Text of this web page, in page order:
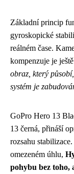
Základní princip
gyroskopické
reálném čase.
kompenzuje je
obraz, který
systém je
GoPro Hero 13
13 černá, přináší
rozsahu
omezeném úhlu,
pohybu bez toho,